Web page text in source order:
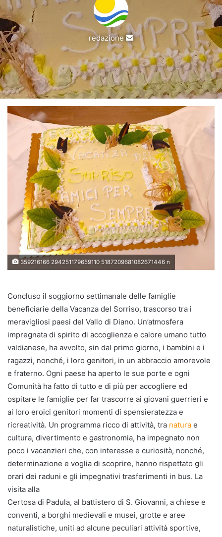
redazione
Invia
un'email
359216166 294251179659110 5187209681082671446 n
Concluso il soggiorno settimanale delle famiglie
beneficiarie della Vacanza del Sorriso, trascorso tra i
meravigliosi paesi del Vallo di Diano. Un’atmosfera
impregnata di spirito di accoglienza e calore umano tutto
valdianese, ha avvolto, sin dal primo giorno, i bambini e i
ragazzi, nonché, i loro genitori, in un abbraccio amorevole
e fraterno. Ogni paese ha aperto le sue porte e ogni
Comunità ha fatto di tutto e di più per accogliere ed
ospitare le famiglie per far trascorre ai giovani guerrieri e
ai loro eroici genitori momenti di spensieratezza e
ricreatività. Un programma ricco di attività, tra natura e
cultura, divertimento e gastronomia, ha impegnato non
poco i vacanzieri che, con interesse e curiosità, nonché,
determinazione e voglia di scoprire, hanno rispettato gli
orari dei raduni e gli impegnativi trasferimenti in bus. La
visita alla
Certosa di Padula, al battistero di S. Giovanni, a chiese e
conventi, a borghi medievali e musei, grotte e aree
naturalistiche, uniti ad alcune peculiari attività sportive,